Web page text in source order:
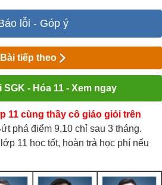
lỗi - Góp ý
Bài tiếp theo
SGK - Hóa 11 - Xem ngay
11 cùng thầy cô giáo giỏi trên
phá điểm 9,10 chỉ sau 3 tháng.
11 học tốt, hoàn trả học phí nếu